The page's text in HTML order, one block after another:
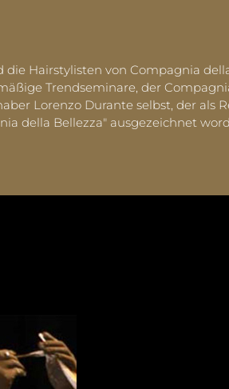
Hairstylisten von Compagnia
Trendseminare, der
Lorenzo Durante selbst, der als
della Bellezza" ausgezeichnet